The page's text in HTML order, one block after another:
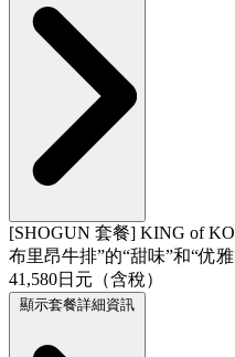
[SHOGUN 套餐] KING of
布里昂牛排”的“甜味”和“优
41,580日元（含稅）